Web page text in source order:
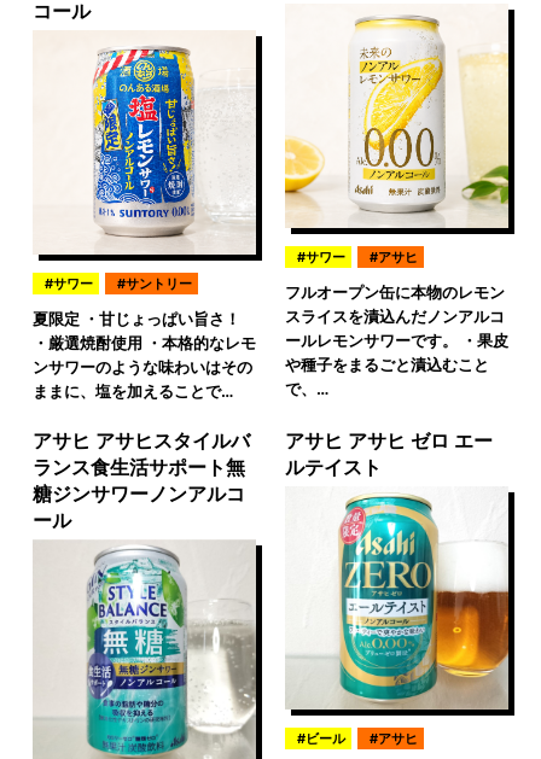
コール
サワー サントリー
夏限定 ・甘じょっぱい旨さ！
・厳選焼酎使用 ・本格的なレモ
ンサワーのような味わいはその
ままに、塩を加えることで…
サワー アサヒ
フルオープン缶に本物のレモン
スライスを漬込んだノンアルコ
ールレモンサワーです。 ・果皮
や種子をまるごと漬込むこと
で、…
アサヒ アサヒスタイルバ
ランス食生活サポート無
糖ジンサワーノンアルコ
ール
アサヒ アサヒ ゼロ エー
ルテイスト
ビール アサヒ